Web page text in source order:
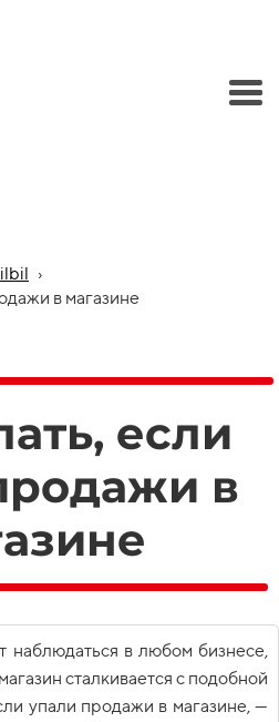
›
в магазине
если
в
в любом бизнесе,
сталкивается с подобной
упали продажи в магазине, —